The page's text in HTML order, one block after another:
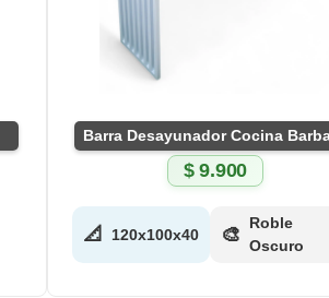
$9.900
📐 120x100x40 🎨
Roble
Oscuro